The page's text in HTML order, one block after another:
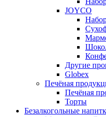
JOYCO
Другие
Globex
Печёная
Печёная
Торты
Безалкогольные